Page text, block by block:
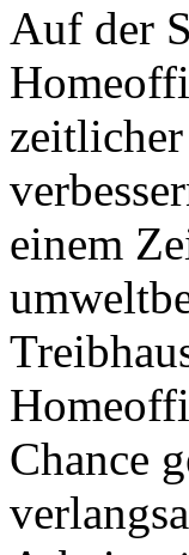
Auf der
einem
Chance